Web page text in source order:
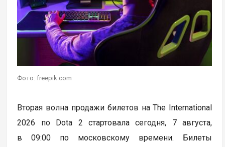
Фото: freepik.com
Вторая волна продажи билетов на The International
2026 по Dota 2 стартовала сегодня, 7 августа,
в 09:00 по московскому времени. Билеты